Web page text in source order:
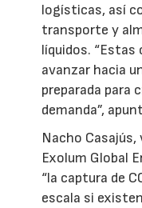
logísticas, así
transporte y
líquidos. “Estas
avanzar hacia
preparada para
demanda”,
Nacho
Exolum Global
“la captura de
escala si